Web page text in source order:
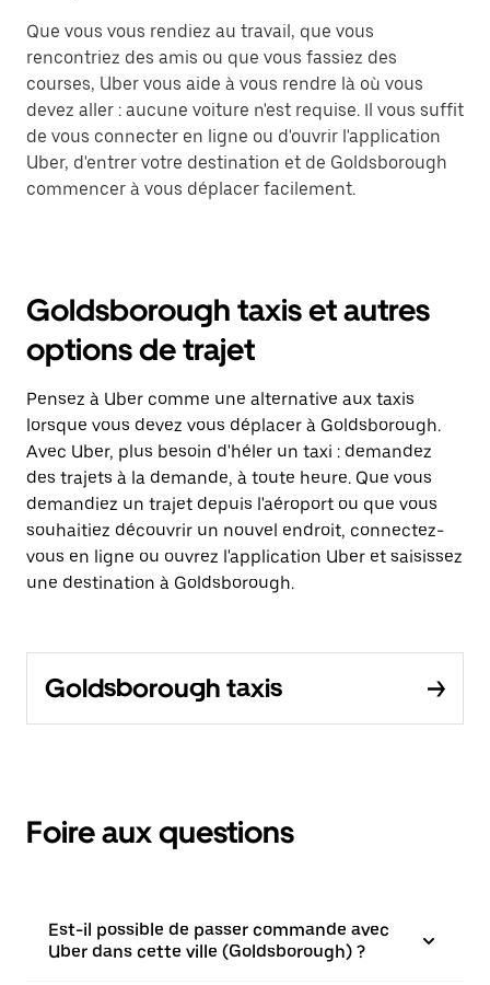
Que vous vous rendiez au travail, que vous
rencontriez des amis ou que vous fassiez des
courses, Uber vous aide à vous rendre là où vous
devez aller : aucune voiture n'est requise. Il vous suffit
de vous connecter en ligne ou d'ouvrir l'application
Uber, d'entrer votre destination et de Goldsborough
commencer à vous déplacer facilement.
Goldsborough taxis et autres
options de trajet
Pensez à Uber comme une alternative aux taxis
lorsque vous devez vous déplacer à Goldsborough.
Avec Uber, plus besoin d'héler un taxi : demandez
des trajets à la demande, à toute heure. Que vous
demandiez un trajet depuis l'aéroport ou que vous
souhaitiez découvrir un nouvel endroit, connectez-
vous en ligne ou ouvrez l'application Uber et saisissez
une destination à Goldsborough.
Goldsborough taxis
Foire aux questions
Est-il possible de passer commande avec
Uber dans cette ville (Goldsborough) ?